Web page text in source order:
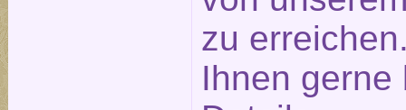
zu
Ihnen gerne